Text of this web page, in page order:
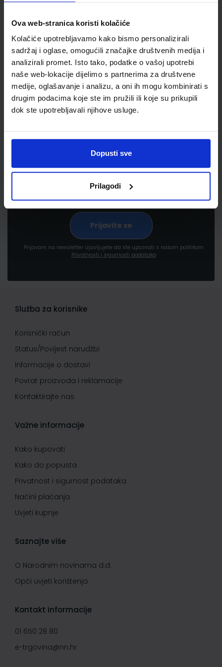
Ova web-stranica koristi kolačiće
Kolačiće upotrebljavamo kako bismo personalizirali
sadržaj i oglase, omogućili značajke društvenih medija i
analizirali promet. Isto tako, podatke o vašoj upotrebi
naše web-lokacije dijelimo s partnerima za društvene
medije, oglašavanje i analizu, a oni ih mogu kombinirati s
drugim podacima koje ste im pružili ili koje su prikupili
dok ste upotrebljavali njihove usluge.
Dopusti sve
Prilagodi
Newsletter prijava
Prijavite se kako bi primali informacije o novim
proizvodima i uslugama, akcijama i drugim
Prijavom na newsletter izjavljujete da ste upoznati s našom politikom
Privatnosti i sigurnosti podataka
Služba za korisnike
Korisnički račun
Status/Povijest narudžbi
Informacije o dostavi
Povrat proizvoda i reklamacije
Kontaktirajte nas
Važne informacije
Kako kupovati
Kako do popusta
Privatnost i sigurnost podataka
Načini plaćanja
Uvjeti kupnje
Saznajte više
O Narodnim novinama d.d.
Opći uvjeti korištenja
Kontakt informacije
01 650 28 80
e-trgovina@nn.hr